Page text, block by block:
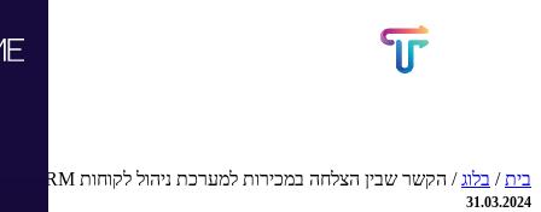
בית/ בלוג/ הקשר שבין הצלחה במכירות למערכת ניהול לקוחות CRM
31.03.2024